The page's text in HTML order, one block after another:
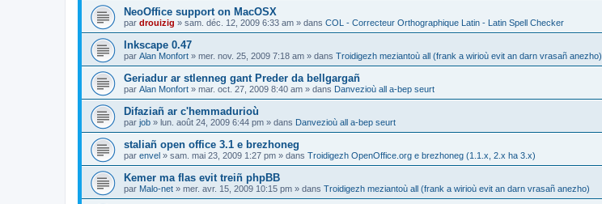
NeoOffice support on MacOSX
par drouizig » sam. déc. 12, 2009 6:33 am » dans COL - Correcteur Orthographique Latin - Latin Spell Checker
Inkscape 0.47
par Alan Monfort » mer. nov. 25, 2009 7:18 am » dans Troidigezh meziantoù all (frank a wirioù evit an darn vrasañ anezho)
Geriadur ar stlenneg gant Preder da bellgargañ
par Alan Monfort » mar. oct. 27, 2009 8:40 am » dans Danvezioù all a-bep seurt
Difaziañ ar c'hemmadurioù
par job » lun. août 24, 2009 6:44 pm » dans Danvezioù all a-bep seurt
staliañ open office 3.1 e brezhoneg
par envel » sam. mai 23, 2009 1:27 pm » dans Troidigezh OpenOffice.org e brezhoneg (1.1.x, 2.x ha 3.x)
Kemer ma flas evit treiñ phpBB
par Malo-net » mer. avr. 15, 2009 10:15 pm » dans Troidigezh meziantoù all (frank a wirioù evit an darn vrasañ anezho)